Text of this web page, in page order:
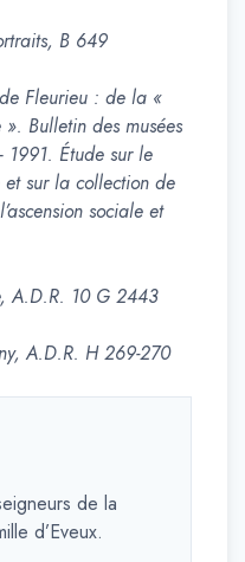
de la
d’Eveux.
B 649
Fleurieu : de la «
Bulletin des musées
1991. Étude sur le
sur la collection de
sociale et
A.D.R. 10 G 2443
A.D.R. H 269-270